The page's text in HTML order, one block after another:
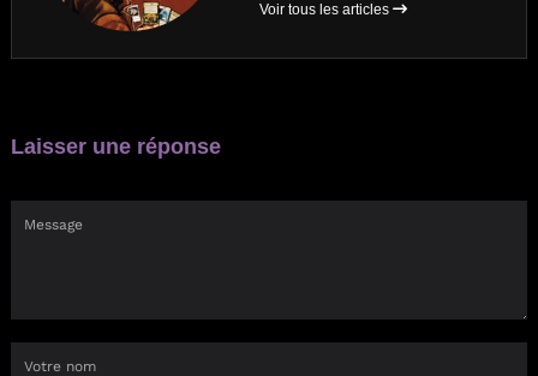
Voir tous les articles
Laisser une réponse